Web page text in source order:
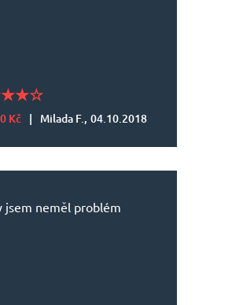
Kč | Milada F., 04.10.2018
jsem neměl problém